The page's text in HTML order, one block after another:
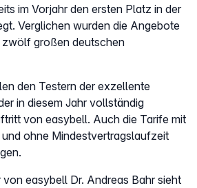
im Vorjahr den ersten Platz in der
Verglichen wurden die Angebote
großen deutschen
den Testern der exzellente
in diesem Jahr vollständig
von easybell. Auch die Tarife mit
ohne Mindestvertragslaufzeit
easybell Dr. Andreas Bahr sieht